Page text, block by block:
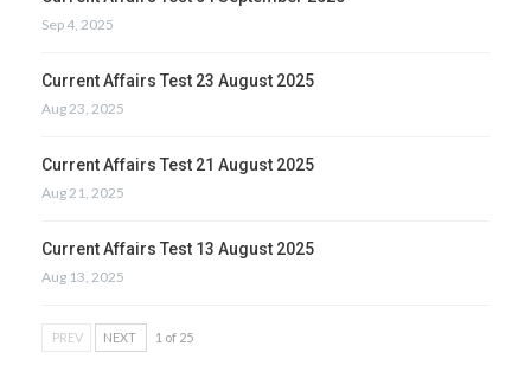
Sep 4, 2025
Current Affairs Test 23 August 2025
Aug 23, 2025
Current Affairs Test 21 August 2025
Aug 21, 2025
Current Affairs Test 13 August 2025
Aug 13, 2025
PREV NEXT 1 of 25